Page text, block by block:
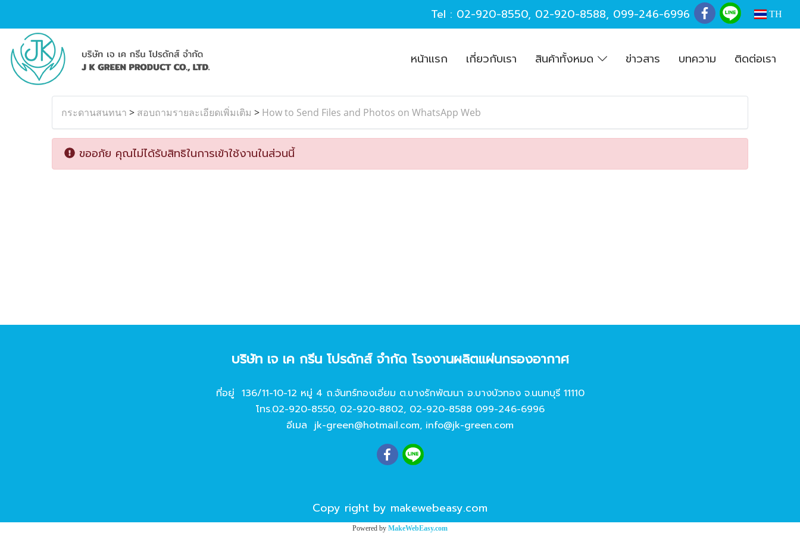
Tel : 02-920-8550, 02-920-8588, 099-246-6996 TH
หน้าแรก เกี่ยวกับเรา สินค้าทั้งหมด ข่าวสาร บทความ ติดต่อเรา
กระดานสนทนา > สอบถามรายละเอียดเพิ่มเติม > How to Send Files and Photos on WhatsApp Web
ขออภัย คุณไม่ได้รับสิทธิในการเข้าใช้งานในส่วนนี้
บริษัท เจ เค กรีน โปรดักส์ จํากัด โรงงานผลิตแผ่นกรองอากาศ
ที่อยู่ 136/11-10-12 หมู่ 4 ถ.จันทร์ทองเอี่ยม ต.บางรักพัฒนา อ.บางบัวทอง จ.นนทบุรี 11110
โทร.02-920-8550, 02-920-8802, 02-920-8588 099-246-6996
อีเมล jk-green@hotmail.com, info@jk-green.com
Copy right by makewebeasy.com
Powered by MakeWebEasy.com